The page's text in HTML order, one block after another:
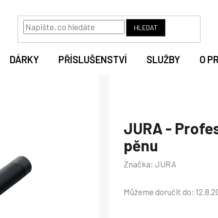
HLEDAT
DÁRKY PŘÍSLUŠENSTVÍ SLUŽBY O
JURA -
pěnu
Značka: JURA
Můžeme doručit do: